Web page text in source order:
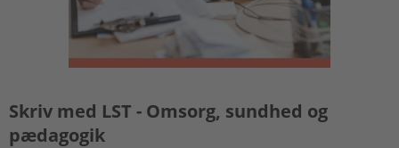
Skriv med LST - Omsorg, sundhed og
pædagogik